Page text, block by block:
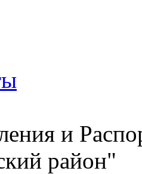
и
район"